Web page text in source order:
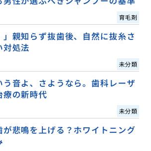
育毛剤
」親知らず抜歯後、自然に抜糸さ
対処法
未分類
う音よ、さようなら。歯科レーザ
療の新時代
未分類
が悲鳴を上げる？ホワイトニング